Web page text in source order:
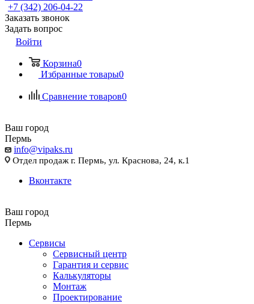
+7 (342) 206-04-22
Заказать звонок
Задать вопрос
Войти
Корзина0
Избранные товары0
Сравнение товаров0
Ваш город
Пермь
info@vipaks.ru
Отдел продаж г. Пермь, ул. Краснова, 24, к.1
Вконтакте
Ваш город
Пермь
Сервисы
Сервисный центр
Гарантия и сервис
Калькуляторы
Монтаж
Проектирование